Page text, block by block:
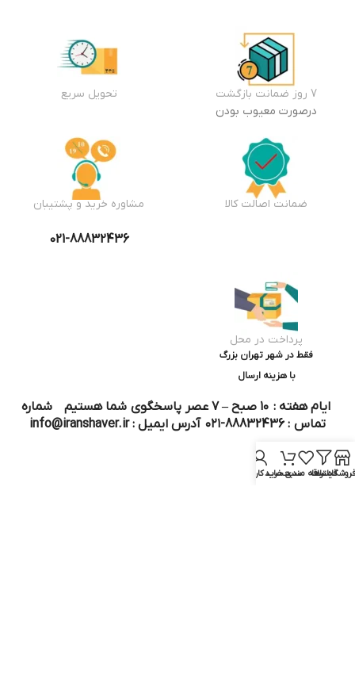
7 روز ضمانت بازگشت
درصورت معیوب بودن
تحویل سریع
ضمانت اصالت کالا مشاوره خرید و پشتیبان
021-88832436
پرداخت در محل
فقط در شهر تهران بزرگ
با هزینه ارسال
ایام هفته : ۱۰ صبح – ۷ عصر پاسخگوی شما هستیم شماره
تماس : 88832436-۰۲۱ آدرس ایمیل : info@iranshaver.ir
فروشگاهفیلترها
علاقه مندیسبد خرید
حساب کاربری من